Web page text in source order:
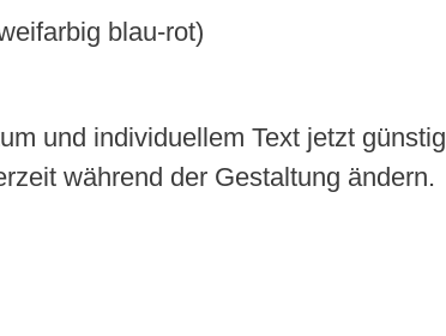
blau-rot)
und individuellem Text jetzt günstig
während der Gestaltung ändern.